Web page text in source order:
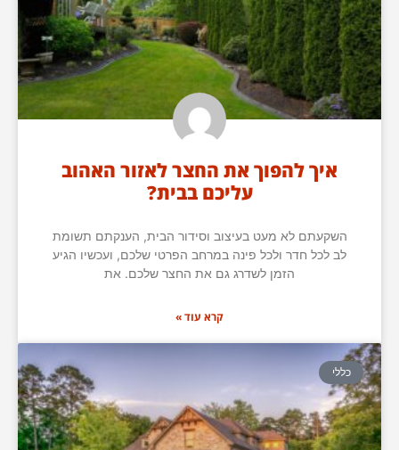
איך להפוך את החצר לאזור האהוב
עליכם בבית?
השקעתם לא מעט בעיצוב וסידור הבית, הענקתם תשומת
לב לכל חדר ולכל פינה במרחב הפרטי שלכם, ועכשיו הגיע
הזמן לשדרג גם את החצר שלכם. את
קרא עוד »
כללי